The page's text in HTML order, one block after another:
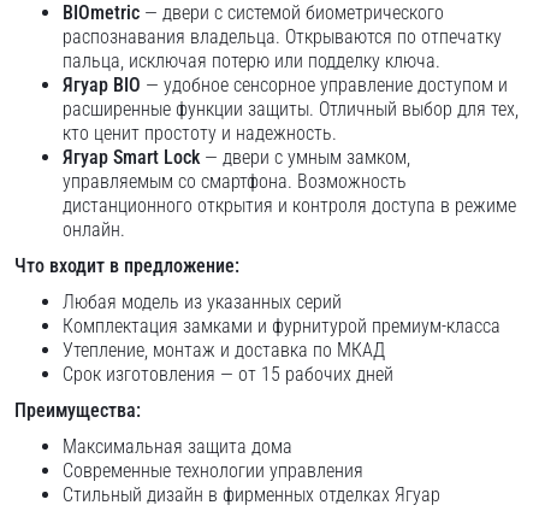
BIOmetric — двери с системой биометрического
распознавания владельца. Открываются по отпечатку
пальца, исключая потерю или подделку ключа.
Ягуар BIO — удобное сенсорное управление доступом и
расширенные функции защиты. Отличный выбор для тех,
кто ценит простоту и надежность.
Ягуар Smart Lock — двери с умным замком,
управляемым со смартфона. Возможность
дистанционного открытия и контроля доступа в режиме
онлайн.
Что входит в предложение:
Любая модель из указанных серий
Комплектация замками и фурнитурой премиум-класса
Утепление, монтаж и доставка по МКАД
Срок изготовления — от 15 рабочих дней
Преимущества:
Максимальная защита дома
Современные технологии управления
Стильный дизайн в фирменных отделках Ягуар